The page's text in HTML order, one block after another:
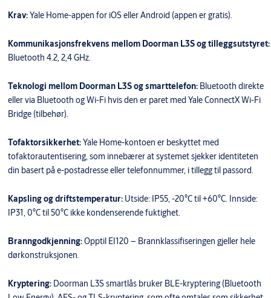
Krav:Yale Home-appen for iOS eller Android (appen er gratis).
Kommunikasjonsfrekvens mellom Doorman L3S og tilleggsutstyret:
Bluetooth 4.2, 2,4 GHz.
Teknologi mellom Doorman L3S og smarttelefon:Bluetooth direkte
eller via Bluetooth og Wi-Fi hvis den er paret med Yale ConnectX Wi-Fi
Bridge (tilbehør).
Tofaktorsikkerhet:Yale Home-kontoen er beskyttet med
tofaktorautentisering, som innebærer at systemet sjekker identiteten
din basert på e-postadresse eller telefonnummer, i tillegg til passord.
Kapsling og driftstemperatur: Utside: IP55, -20°C til +60°C. Innside:
IP31, 0°C til 50°C ikke kondenserende fuktighet.
Branngodkjenning:Opptil EI120 – Brannklassifiseringen gjeller hele
dørkonstruksjonen.
Kryptering:Doorman L3S smartlås bruker BLE-kryptering (Bluetooth